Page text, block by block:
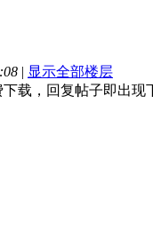
| 显示全部楼层
载，回复帖子即出现